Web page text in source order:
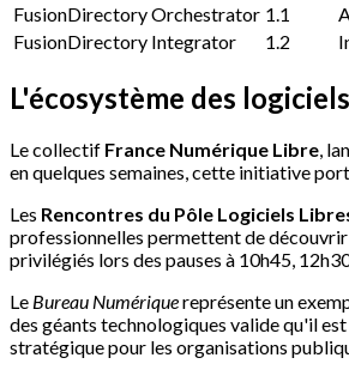
FusionDirectory Orchestrator 1.1
FusionDirectory Integrator
1.2
L'écosystème des
Le collectif France Numérique Libre,
en quelques semaines, cette initiative
Les Rencontres du Pôle Logiciels
professionnelles permettent de
privilégiés lors des pauses à 10h45,
Le Bureau Numériquereprésente un
des géants technologiques valide qu'il
stratégique pour les organisations